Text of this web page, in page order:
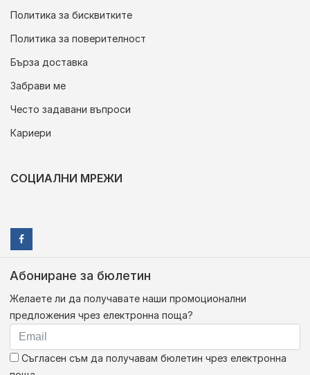
Политика за бисквитките
Политика за поверителност
Бърза доставка
Забрави ме
Често задавани въпроси
Кариери
СОЦИАЛНИ МРЕЖИ
Абониране за бюлетин
Желаете ли да получавате наши промоционални
предложения чрез електронна поща?
Съгласен съм да получавам бюлетин чрез електронна